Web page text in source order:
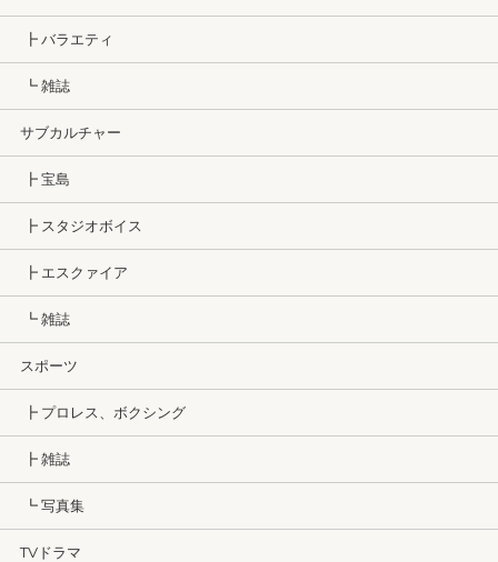
┣ バラエティ
┗ 雑誌
サブカルチャー
┣ 宝島
┣ スタジオボイス
┣ エスクァイア
┗ 雑誌
スポーツ
┣ プロレス、ボクシング
┣ 雑誌
┗ 写真集
TVドラマ